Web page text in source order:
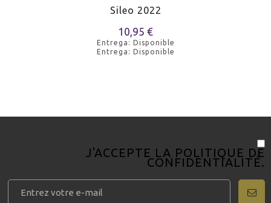
Fromages affinés
Jamon ibérique de gland
Sileo 2022
10,95 €
Entrega: Disponible
Entrega: Disponible
J'ACCEPTE LA POLITIQUE DE
CONFIDENTIALITÉ.